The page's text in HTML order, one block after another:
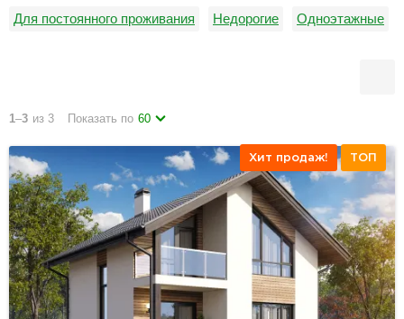
Для постоянного проживания Недорогие Одноэтажные
1–3 из 3 Показать по 60
Хит продаж! ТОП